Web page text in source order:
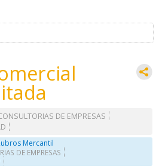
DE EMPRESAS
Mercantil
DE EMPRESAS